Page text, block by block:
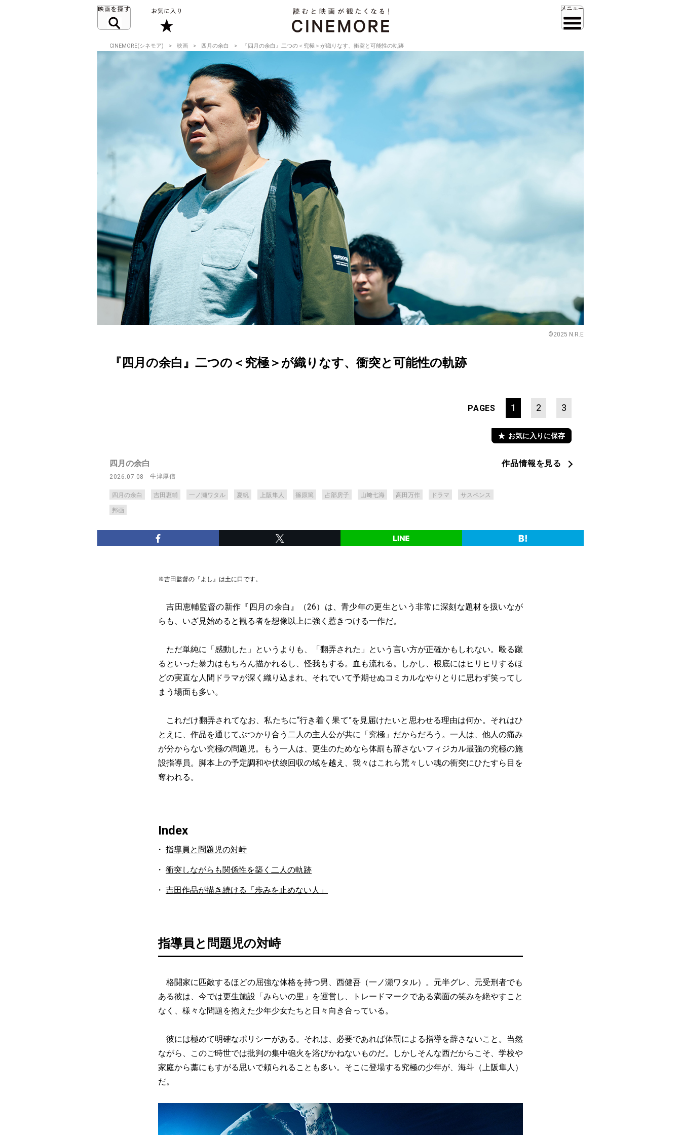
CINEMORE(シネモア) 映画 四月の余白 『四月の余白』二つの＜究極＞が織りなす、衝突と可能性の軌跡
©2025 N.R.E
『四月の余白』二つの＜究極＞が織りなす、衝突と可能性の軌跡
PAGES 1 2 3
お気に入りに保存
四月の余白
2026.07.08 牛津厚信
四月の余白 吉田恵輔 一ノ瀬ワタル 夏帆 上阪隼人 篠原篤 占部房子 山﨑七海 高田万作 ドラマ サスペンス
邦画
作品情報を見る
※吉田監督の『よし』は土に口です。
吉田恵輔監督の新作『四月の余白』（26）は、青少年の更生という非常に深刻な題材を扱いなが
らも、いざ見始めると観る者を想像以上に強く惹きつける一作だ。
ただ単純に「感動した」というよりも、「翻弄された」という言い方が正確かもしれない。殴る蹴
るといった暴力はもちろん描かれるし、怪我もする。血も流れる。しかし、根底にはヒリヒリするほ
どの実直な人間ドラマが深く織り込まれ、それでいて予期せぬコミカルなやりとりに思わず笑ってし
まう場面も多い。
これだけ翻弄されてなお、私たちに“行き着く果て”を見届けたいと思わせる理由は何か。それはひ
とえに、作品を通じてぶつかり合う二人の主人公が共に「究極」だからだろう。一人は、他人の痛み
が分からない究極の問題児。もう一人は、更生のためなら体罰も辞さないフィジカル最強の究極の施
設指導員。脚本上の予定調和や伏線回収の域を越え、我々はこれら荒々しい魂の衝突にひたすら目を
奪われる。
Index
指導員と問題児の対峙
衝突しながらも関係性を築く二人の軌跡
吉田作品が描き続ける「歩みを止めない人」
指導員と問題児の対峙
格闘家に匹敵するほどの屈強な体格を持つ男、西健吾（一ノ瀬ワタル）。元半グレ、元受刑者でも
ある彼は、今では更生施設「みらいの里」を運営し、トレードマークである満面の笑みを絶やすこと
なく、様々な問題を抱えた少年少女たちと日々向き合っている。
彼には極めて明確なポリシーがある。それは、必要であれば体罰による指導を辞さないこと。当然
ながら、このご時世では批判の集中砲火を浴びかねないものだ。しかしそんな西だからこそ、学校や
家庭から藁にもすがる思いで頼られることも多い。そこに登場する究極の少年が、海斗（上阪隼人）
だ。